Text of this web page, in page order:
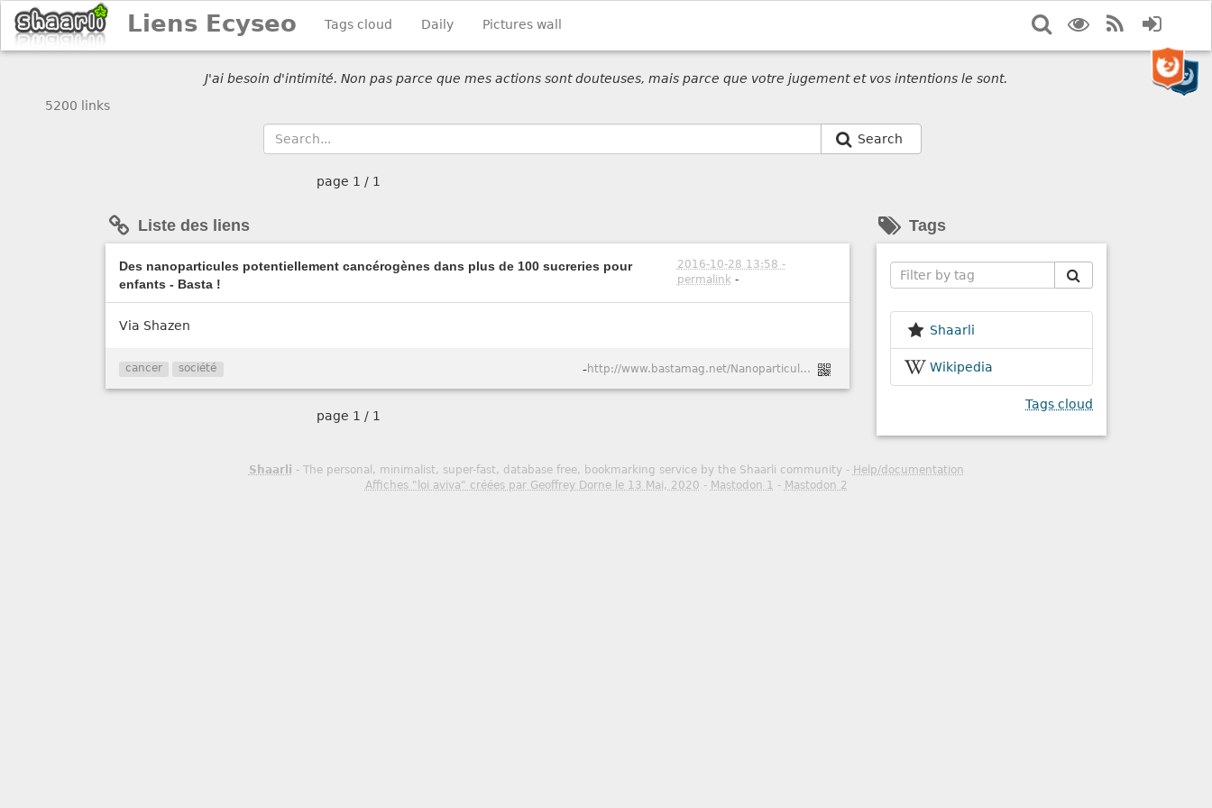
Liens Ecyseo Tags cloud Daily Pictures wall SearchDisplay
RSS
J'ai besoin d'intimité. Non pas parce que mes actions sont douteuses, mais parce que votre jugement et vos intentions le sont.
5200 links
Search
page 1 / 1
Liste des liens
Des nanoparticules potentiellement cancérogènes dans plus de 100 sucreries pour
enfants - Basta !
2016-10-28 13:58 -
permalink-
Via Shazen
cancer société - http://www.bastamag.net/Nanoparticules-du-dioxyde-de-titane-dans-plus-de-cent-sucreries
page 1 / 1
Tags
Shaarli
Wikipedia
Tags cloud
Shaarli - The personal, minimalist, super-fast, database free, bookmarking service by the Shaarli community - Help/documentation
Affiches "loi aviva" créées par Geoffrey Dorne le 13 Mai, 2020 - Mastodon 1 - Mastodon 2